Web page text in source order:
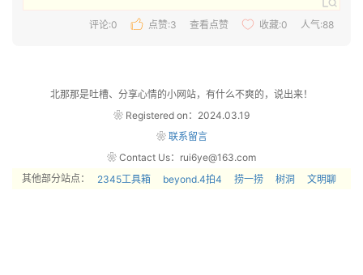
评论:0 点赞:3 查看点赞 收藏:0 人气:88
北那那是吐槽、分享心情的小网站，有什么不爽的，说出来！
❀ Registered on：2024.03.19
❀ 联系留言
❀ Contact Us：rui6ye@163.com
其他部分站点：
2345工具箱 beyond.4拍4 捞一捞 树洞 文明聊